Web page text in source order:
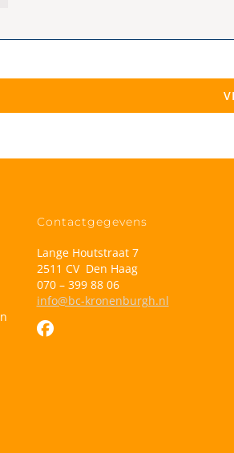
Contactgegevens
Lange Houtstraat 7
2511 CV Den Haag
070 – 399 88 06
info@bc-kronenburgh.nl